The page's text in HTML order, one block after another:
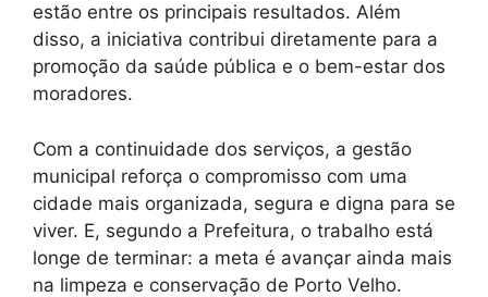
estão entre os principais resultados. Além
disso, a iniciativa contribui diretamente para a
promoção da saúde pública e o bem-estar dos
moradores.
Com a continuidade dos serviços, a gestão
municipal reforça o compromisso com uma
cidade mais organizada, segura e digna para se
viver. E, segundo a Prefeitura, o trabalho está
longe de terminar: a meta é avançar ainda mais
na limpeza e conservação de Porto Velho.